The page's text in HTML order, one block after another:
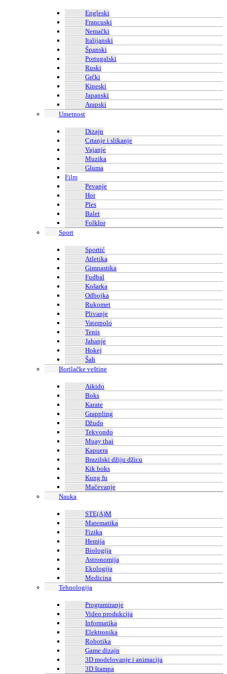
Engleski
Francuski
Nemački
Italijanski
Španski
Portugalski
Ruski
Grčki
Kineski
Japanski
Arapski
Umetnost
Dizajn
Crtanje i slikanje
Vajanje
Muzika
Gluma
Film
Pevanje
Hor
Ples
Balet
Folklor
Sport
Sportić
Atletika
Gimnastika
Fudbal
Košarka
Odbojka
Rukomet
Plivanje
Vaterpolo
Tenis
Jahanje
Hokej
Šah
Borilačke veštine
Aikido
Boks
Karate
Grappling
Džudo
Tekvondo
Muay thai
Kapuera
Brazilski džiju džicu
Kik boks
Kung fu
Mačevanje
Nauka
STE(A)M
Matematika
Fizika
Hemija
Biologija
Astronomija
Ekologija
Medicina
Tehnologija
Programiranje
Video produkcija
Informatika
Elektronika
Robotika
Game dizajn
3D modelovanje i animacija
3D štampa